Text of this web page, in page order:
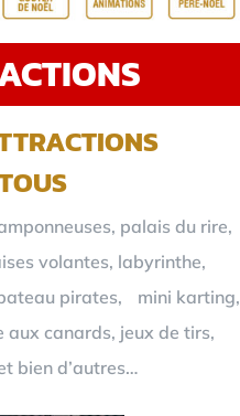
palais du rire,
volantes, labyrinthe,
pirates, mini karting,
aux canards, jeux de tirs,
bien d’autres…